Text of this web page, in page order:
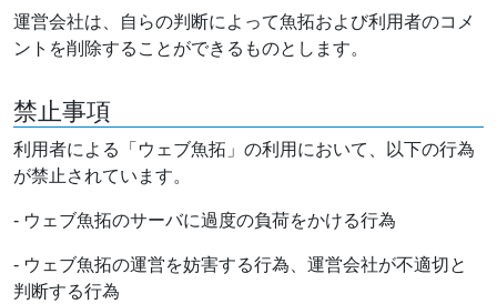
運営会社は、自らの判断によって魚拓および利用者のコメ
ントを削除することができるものとします。
禁止事項
利用者による「ウェブ魚拓」の利用において、以下の行為
が禁止されています。
- ウェブ魚拓のサーバに過度の負荷をかける行為
- ウェブ魚拓の運営を妨害する行為、運営会社が不適切と
判断する行為